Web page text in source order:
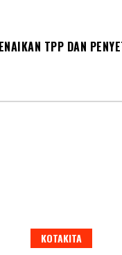
TPP DAN
KOTAKITA